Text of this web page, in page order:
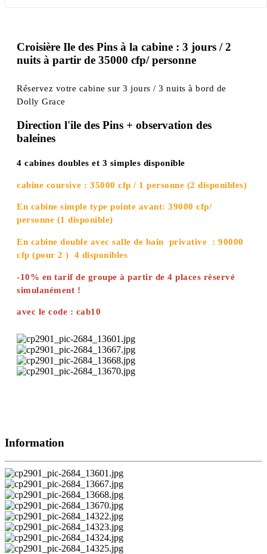
Croisière Ile des Pins à la cabine : 3 jours / 2
nuits à partir de 35000 cfp/ personne
Réservez votre cabine sur 3 jours / 3 nuits à bord de
Dolly Grace
Direction l'ile des Pins + observation des
baleines
4 cabines doubles et 3 simples disponible
cabine coursive : 35000 cfp / 1 personne (2 disponibles)
En cabine simple type pointe avant: 39000 cfp/
personne (1 disponible)
En cabine double avec salle de bain privative : 90000
cfp (pour 2 ) 4 disponibles
-10% en tarif de groupe à partir de 4 places réservé
simulanément !
avec le code : cab10
Information